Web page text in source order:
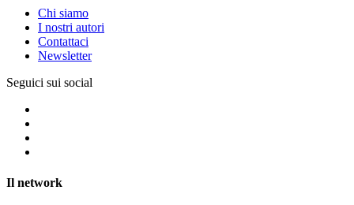
Chi siamo
I nostri autori
Contattaci
Newsletter
Seguici sui social
Il network